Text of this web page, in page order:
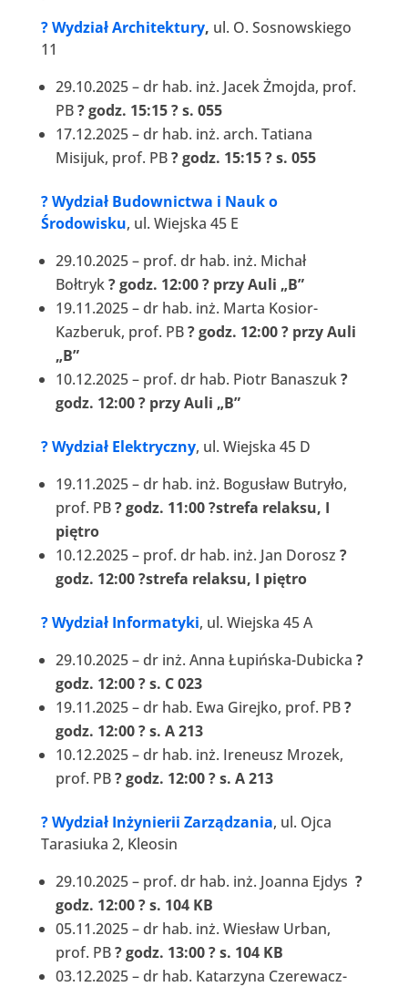
? Wydział Architektury, ul. O. Sosnowskiego
11
29.10.2025 – dr hab. inż. Jacek Żmojda, prof.
PB? godz. 15:15 ? s. 055
17.12.2025 – dr hab. inż. arch. Tatiana
Misijuk, prof. PB? godz. 15:15 ? s. 055
?Wydział Budownictwa i Nauk o
Środowisku, ul. Wiejska 45 E
29.10.2025 – prof. dr hab. inż. Michał
Bołtryk? godz. 12:00 ? przy Auli „B”
19.11.2025 – dr hab. inż. Marta Kosior-
Kazberuk, prof. PB? godz. 12:00 ? przy Auli
„B”
10.12.2025 – prof. dr hab. Piotr Banaszuk?
godz. 12:00 ? przy Auli „B”
?Wydział Elektryczny, ul. Wiejska 45 D
19.11.2025 – dr hab. inż. Bogusław Butryło,
prof. PB? godz. 11:00 ?strefa relaksu, I
piętro
10.12.2025 – prof. dr hab. inż. Jan Dorosz ?
godz. 12:00 ?strefa relaksu, I piętro
?Wydział Informatyki, ul. Wiejska 45 A
29.10.2025 – dr inż. Anna Łupińska-Dubicka ?
godz. 12:00 ? s. C 023
19.11.2025 – dr hab. Ewa Girejko, prof. PB?
godz. 12:00 ? s. A 213
10.12.2025 – dr hab. inż. Ireneusz Mrozek,
prof. PB? godz. 12:00 ? s. A 213
?Wydział Inżynierii Zarządzania, ul. Ojca
Tarasiuka 2, Kleosin
29.10.2025 – prof. dr hab. inż. Joanna Ejdys ?
godz. 12:00 ? s. 104 KB
05.11.2025 – dr hab. inż. Wiesław Urban,
prof. PB? godz. 13:00 ? s. 104 KB
03.12.2025 – dr hab. Katarzyna Czerewacz-